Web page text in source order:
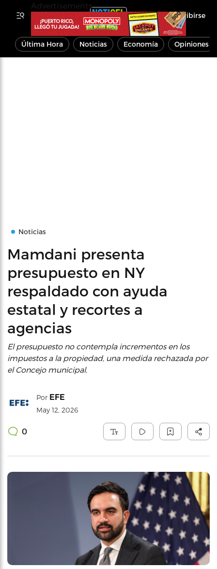
Inscribirse
Última Hora Noticias Economía Opiniones
Noticias
Mamdani presenta
presupuesto en NY
respaldado con ayuda
estatal y recortes a
agencias
El presupuesto no contempla incrementos en los
impuestos a la propiedad, una medida rechazada por
el Concejo municipal.
Por EFE
May 12, 2026
0
Advertisements